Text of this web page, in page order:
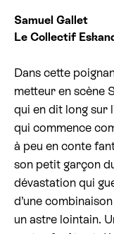
Samuel Gallet
Le Collectif
Dans cette
metteur en scène
qui en dit long sur
qui commence
à peu en conte
son petit garçon
dévastation qui
d’une
un astre lointain.